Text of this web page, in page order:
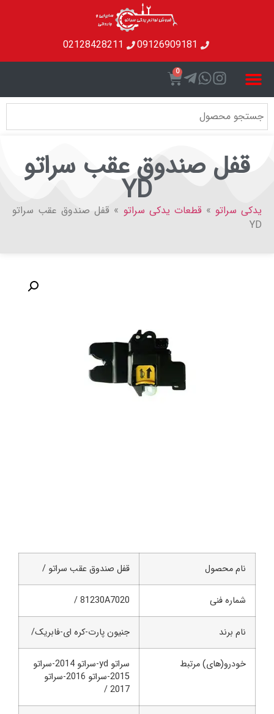
09126909181
02128428211
0
صندوق عقب سراتو
YD
» قطعات یدکی سراتو» قفل صندوق عقب سراتو
محصول قفل صندوق عقب سراتو /
81230A7020 /
جنیون پارت-کره ای-فابریک/
مرتبط
سراتو yd-سراتو 2014-سراتو
2015-سراتو 2016-سراتو